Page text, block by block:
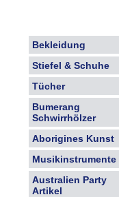
Bekleidung
Stiefel & Schuhe
Tücher
Bumerang
Schwirrhölzer
Aborigines Kunst
Musikinstrumente
Australien Party
Artikel